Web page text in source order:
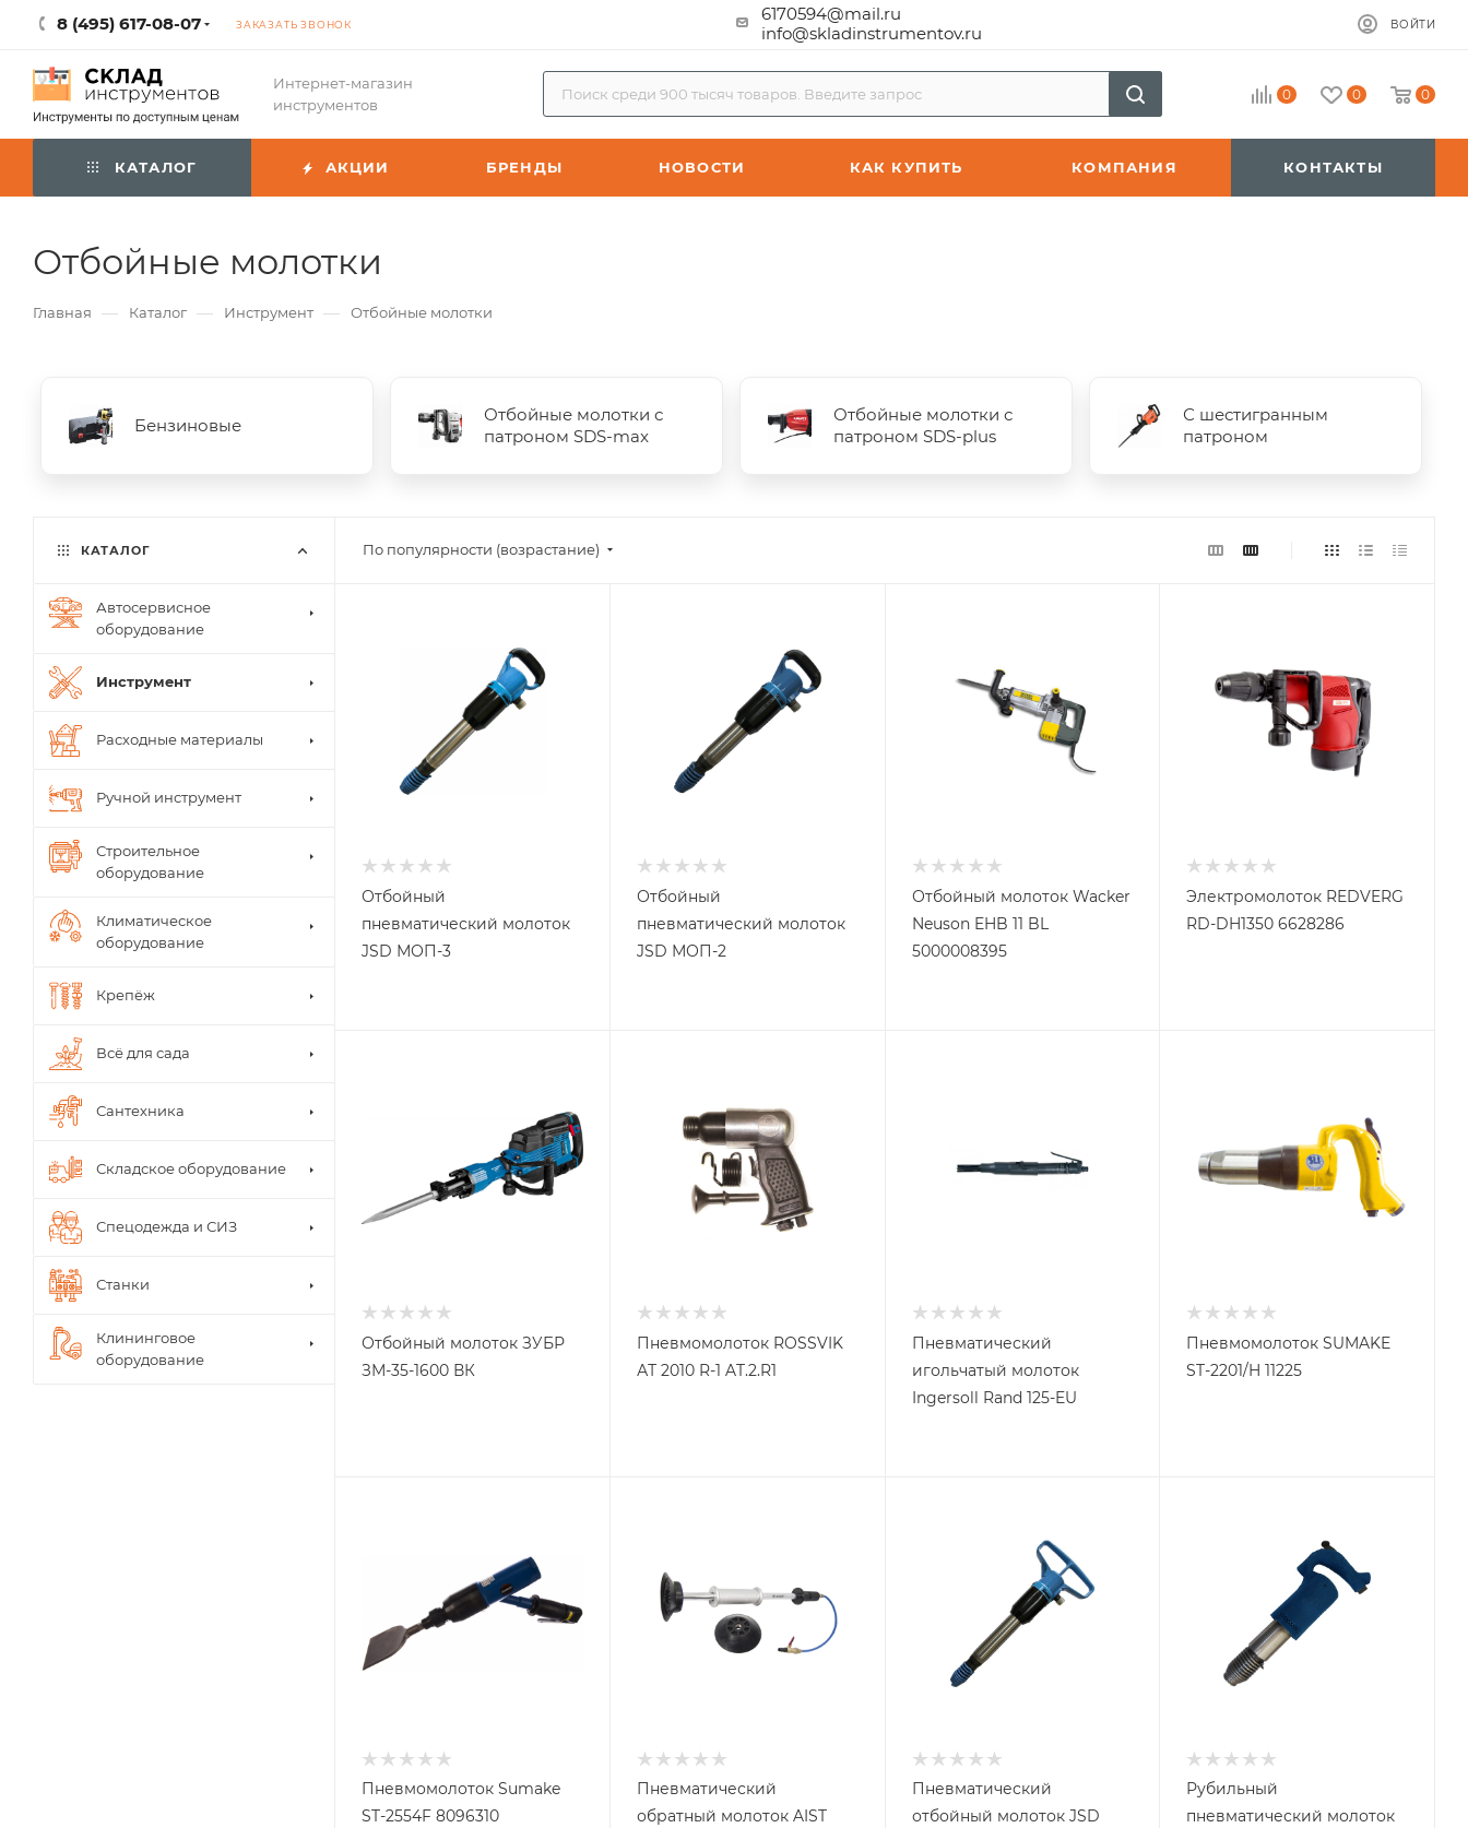
8 (495) 617-08-07 ЗАКАЗАТЬ ЗВОНОК
6170594@mail.ru
info@skladinstrumentov.ru
ВОЙТИ
Интернет-магазин
инструментов
0 0 0
КАТАЛОГ АКЦИИ БРЕНДЫ НОВОСТИ КАК КУПИТЬ КОМПАНИЯ КОНТАКТЫ
Отбойные молотки
Главная — Каталог — Инструмент — Отбойные молотки
Бензиновые
Отбойные молотки с
патроном SDS-max
Отбойные молотки с
патроном SDS-plus
С шестигранным
патроном
По популярности (возрастание)
Отбойный
пневматический молоток
JSD МОП-3
Отбойный
пневматический молоток
JSD МОП-2
Отбойный молоток Wacker
Neuson EHB 11 BL
5000008395
Электромолоток REDVERG
RD-DH1350 6628286
Отбойный молоток ЗУБР
ЗМ-35-1600 ВК
Пневмомолоток ROSSVIK
АТ 2010 R-1 AT.2.R1
Пневматический
игольчатый молоток
Ingersoll Rand 125-EU
Пневмомолоток SUMAKE
ST-2201/H 11225
Пневмомолоток Sumake
ST-2554F 8096310
Пневматический
обратный молоток AIST
Пневматический
отбойный молоток JSD
Рубильный
пневматический молоток
КАТАЛОГ
Автосервисное
оборудование
Инструмент
Расходные материалы
Ручной инструмент
Строительное
оборудование
Климатическое
оборудование
Крепёж
Всё для сада
Сантехника
Складское оборудование
Спецодежда и СИЗ
Станки
Клининговое
оборудование